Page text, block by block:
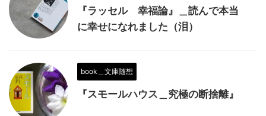
『ラッセル 幸福論』＿読んで本当
に幸せになれました（泪）
book＿文庫随想
『スモールハウス＿究極の断捨離』